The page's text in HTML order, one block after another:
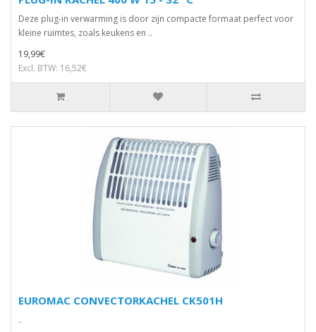
Deze plug-in verwarming is door zijn compacte formaat perfect voor
kleine ruimtes, zoals keukens en ..
19,99€
Excl. BTW: 16,52€
EUROMAC CONVECTORKACHEL CK501H
..